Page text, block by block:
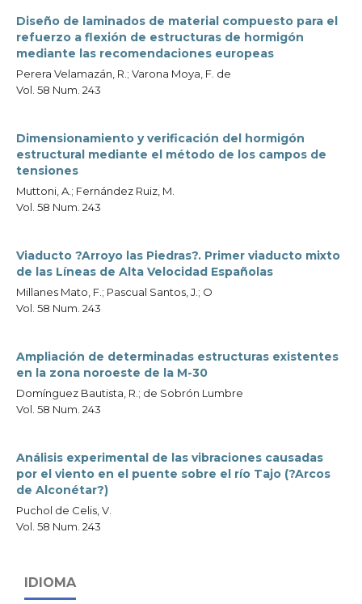
Diseño de laminados de material compuesto para el
refuerzo a flexión de estructuras de hormigón
mediante las recomendaciones europeas
Perera Velamazán, R.; Varona Moya, F. de
Vol. 58 Num. 243
Dimensionamiento y verificación del hormigón
estructural mediante el método de los campos de
tensiones
Muttoni, A.; Fernández Ruiz, M.
Vol. 58 Num. 243
Viaducto ?Arroyo las Piedras?. Primer viaducto mixto
de las Líneas de Alta Velocidad Españolas
Millanes Mato, F.; Pascual Santos, J.; O
Vol. 58 Num. 243
Ampliación de determinadas estructuras existentes
en la zona noroeste de la M-30
Domínguez Bautista, R.; de Sobrón Lumbre
Vol. 58 Num. 243
Análisis experimental de las vibraciones causadas
por el viento en el puente sobre el río Tajo (?Arcos
de Alconétar?)
Puchol de Celis, V.
Vol. 58 Num. 243
IDIOMA